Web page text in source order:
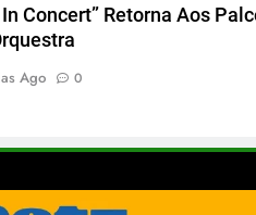
Concert” Retorna Aos
Ago 0